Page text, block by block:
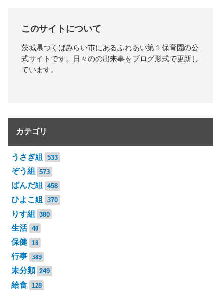
このサイトについて
茨城県つくばみらい市にあるふれあい第１保育園の公
式サイトです。日々のの出来事をブログ形式で更新し
ています。
カテゴリ
うさぎ組 533
ぞう組 573
ぱんだ組 458
ひよこ組 370
りす組 380
生活 40
保健 18
行事 389
未分類 249
給食 128